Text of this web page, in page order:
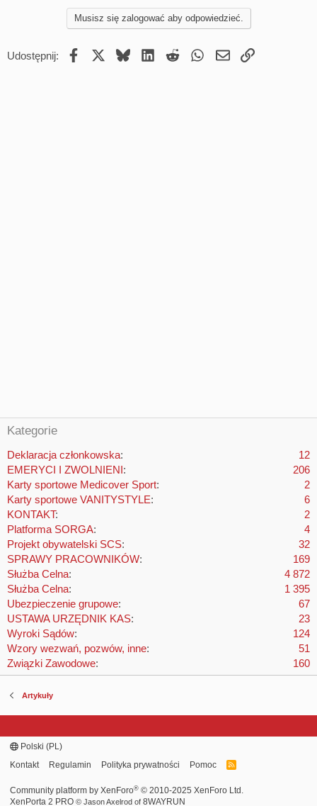
b
y
Musisz się zalogować aby odpowiedzieć.
Udostępnij: Facebook BlueskyLinkedIn
Reddit WhatsApp
EmailUmieść Link
Kategorie
Deklaracja członkowska
12
EMERYCI I ZWOLNIENI
206
Karty sportowe Medicover Sport
2
Karty sportowe VANITYSTYLE
6
KONTAKT
2
Platforma SORGA
4
Projekt obywatelski SCS
32
SPRAWY PRACOWNIKÓW
169
Służba Celna
4 872
Służba Celna
1 395
Ubezpieczenie grupowe
67
USTAWA URZĘDNIK KAS
23
Wyroki Sądów
124
Wzory wezwań, pozwów, inne
51
Związki Zawodowe
160
Artykuły
Polski (PL)
Kontakt
Regulamin Polityka prywatności Pomoc
R
Community platform by XenForo® © 2010-2025 XenForo Ltd.
XenPorta 2 PRO © Jason Axelrod of 8WAYRUN